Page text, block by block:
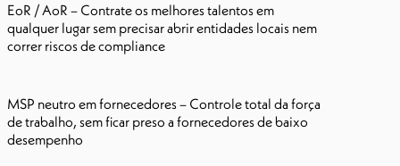
EoR / AoR – Contrate os melhores talentos em
qualquer lugar sem precisar abrir entidades locais nem
correr riscos de compliance
MSP neutro em fornecedores – Controle total da força
de trabalho, sem ficar preso a fornecedores de baixo
desempenho